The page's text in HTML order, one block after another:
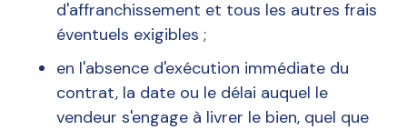
d'affranchissement et tous les autres frais
éventuels exigibles ;
en l'absence d'exécution immédiate du
contrat, la date ou le délai auquel le
vendeur s'engage à livrer le bien, quel que